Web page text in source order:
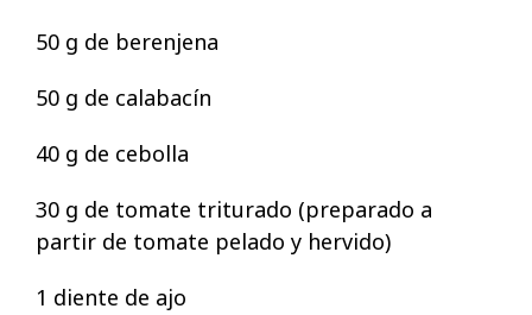
50 g de berenjena
50 g de calabacín
40 g de cebolla
30 g de tomate triturado (preparado a
partir de tomate pelado y hervido)
1 diente de ajo